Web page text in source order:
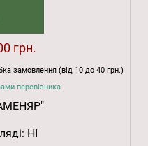
грн.
замовлення (від 10 до 40 грн.)
перевізника
НІ